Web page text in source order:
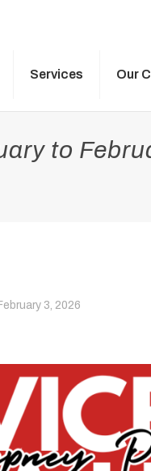
Services Our
to
3, 2026